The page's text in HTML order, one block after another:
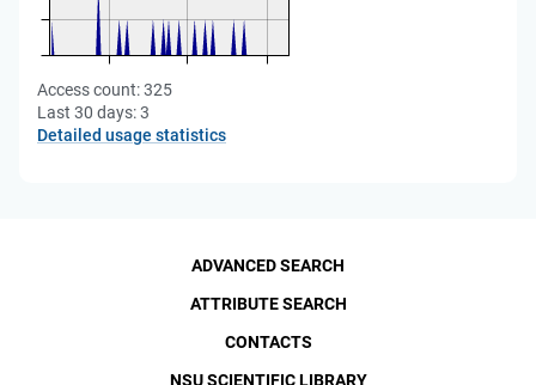
Access count:325
Last 30 days:3
Detailed usage statistics
ADVANCED SEARCH
ATTRIBUTE SEARCH
CONTACTS
NSU SCIENTIFIC LIBRARY